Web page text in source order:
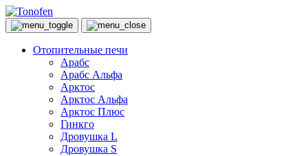
Отопительные печи
Арабс
Арабс Альфа
Арктос
Арктос Альфа
Арктос Плюс
Гинкго
Дровушка L
Дровушка S